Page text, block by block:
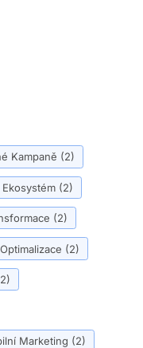
Kampaně (2)
Ekosystém (2)
(2)
(2)
Marketing (2)